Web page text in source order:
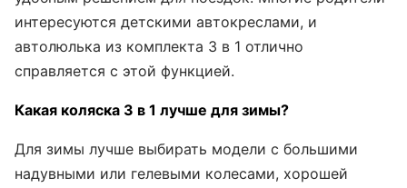
интересуются детскими автокреслами, и
автолюлька из комплекта 3 в 1 отлично
справляется с этой функцией.
Какая коляска 3 в 1 лучше для зимы?
Для зимы лучше выбирать модели с большими
надувными или гелевыми колесами, хорошей